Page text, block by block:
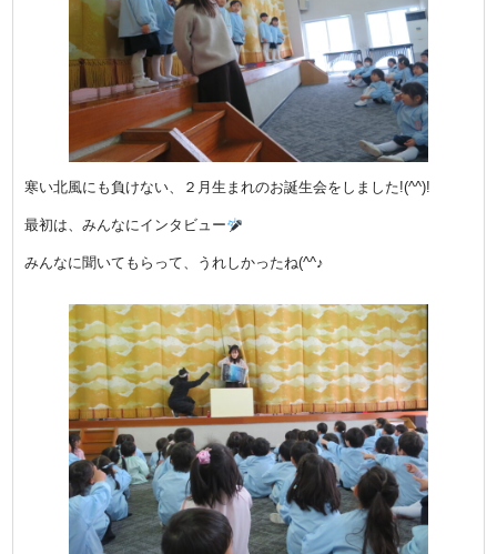
寒い北風にも負けない、２月生まれのお誕生会をしました!(^^)!
最初は、みんなにインタビュー
みんなに聞いてもらって、うれしかったね(^^♪